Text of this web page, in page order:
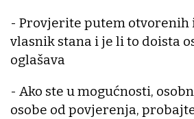
- Provjerite putem otvorenih
vlasnik stana i je li to doista
oglašava
- Ako ste u mogućnosti,
osobe od povjerenja,